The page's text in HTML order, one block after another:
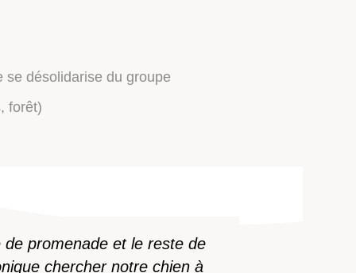
se désolidarise du groupe
forêt)
promenade et le reste de
chercher notre chien à